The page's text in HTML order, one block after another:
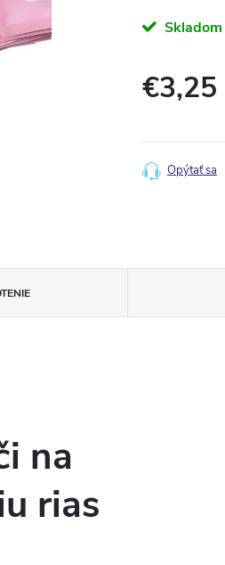
Skladom
€3,25
Opýtať sa
na
rias